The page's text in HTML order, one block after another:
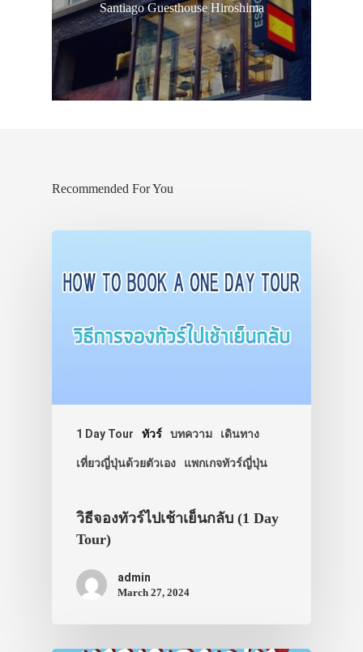
Santiago Guesthouse Hiroshima
Recommended For You
1 Day Tour ทัวร์ บทความ เดินทาง
เที่ยวญี่ปุ่นด้วยตัวเอง แพกเกจทัวร์ญี่ปุ่น
วิธีจองทัวร์ไปเช้าเย็นกลับ (1 Day
Tour)
admin
March 27, 2024